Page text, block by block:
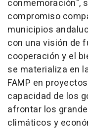
conmemoración",
compromiso
municipios
con una visión de
cooperación y el
se materializa en
FAMP en
capacidad de los
afrontar los
climáticos y